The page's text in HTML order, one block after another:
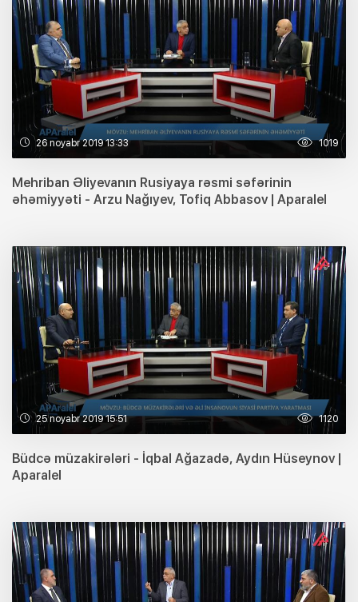
26 noyabr 2019 13:33 1019
Mehriban Əliyevanın Rusiyaya rəsmi səfərinin
əhəmiyyəti - Arzu Nağıyev, Tofiq Abbasov | Aparalel
25 noyabr 2019 15:51 1120
Büdcə müzakirələri - İqbal Ağazadə, Aydın Hüseynov |
Aparalel